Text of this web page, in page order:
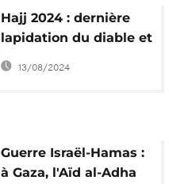
Hajj 2024 : dernière
lapidation du diable et
prières pour Gaza
13/08/2024
Guerre Israël-Hamas :
à Gaza, l'Aïd al-Adha